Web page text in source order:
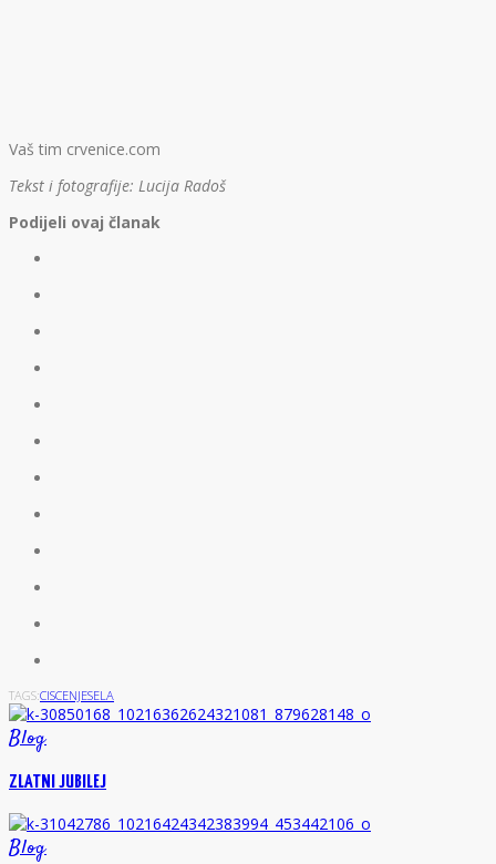
Vaš tim crvenice.com
Tekst i fotografije: Lucija Radoš
Podijeli ovaj članak
TAGS:CISCENJESELA
Blog
ZLATNI JUBILEJ
Blog